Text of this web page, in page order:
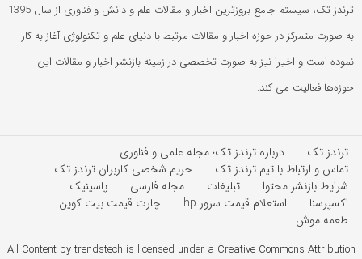
ترندز تک، سیستم جامع بروزترین اخبار و مقالات علم و دانش و فناوری از سال 1395
به صورت متمرکز در حوزه اخبار و مقالات مرتبط با دنیای علم و تکنولوژی آغاز به کار
نموده است و اخیرا نیز به صورت تخصصی در زمینه بازنشر اخبار و مقالات این
حوزه‌ها فعالیت می کند.
ترندز تک
درباره ترندز تک؛ مجله علمی و فناوری
تماس و ارتباط با تیم ترندز تک
حریم شخصی کاربران ترندز تک
شرایط بازنشر محتوا
تبلیغات مجله فارسی
پاسینیک
اکسپرسنا
استعلام قیمت سرور hp
چارت قیمت بیت کوین
طعمه موش
All Content by trendstech is licensed under a Creative Commons Attribution